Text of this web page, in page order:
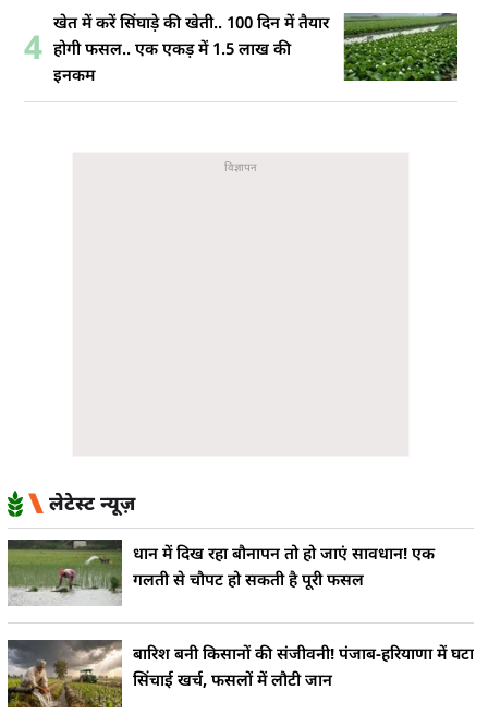
4
खेत में करें सिंघाड़े की खेती.. 100 दिन में तैयार
होगी फसल.. एक एकड़ में 1.5 लाख की
इनकम
लेटेस्ट न्यूज़
धान में दिख रहा बौनापन तो हो जाएं सावधान! एक
गलती से चौपट हो सकती है पूरी फसल
बारिश बनी किसानों की संजीवनी! पंजाब-हरियाणा में घटा
सिंचाई खर्च, फसलों में लौटी जान